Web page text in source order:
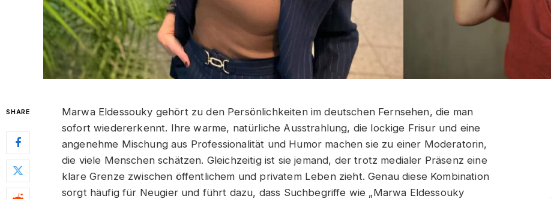
SHARE
Marwa Eldessouky gehört zu den Persönlichkeiten im deutschen Fernsehen, die man
sofort wiedererkennt. Ihre warme, natürliche Ausstrahlung, die lockige Frisur und eine
angenehme Mischung aus Professionalität und Humor machen sie zu einer Moderatorin,
die viele Menschen schätzen. Gleichzeitig ist sie jemand, der trotz medialer Präsenz eine
klare Grenze zwischen öffentlichem und privatem Leben zieht. Genau diese Kombination
sorgt häufig für Neugier und führt dazu, dass Suchbegriffe wie „Marwa Eldessouky